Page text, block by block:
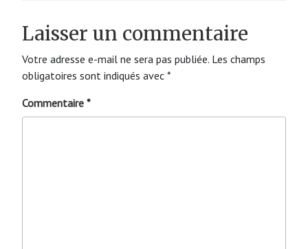
Laisser un commentaire
Votre adresse e-mail ne sera pas publiée. Les champs
obligatoires sont indiqués avec *
Commentaire *